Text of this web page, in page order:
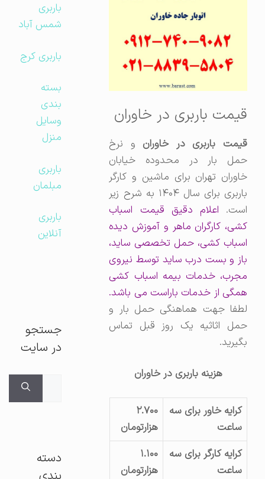
قیمت باربری در خاوران
قیمت باربری در خاورانو نرخ
حمل بار در محدوده خیابان
خاوران تهران برای ماشین و کارگر
باربری برای سال ۱۴۰۴ به شرح زیر
است.اعلام دقیق قیمت اسباب
کشی، کارگران ماهر و آموزش دیده
اسباب کشی، حمل تخصصی ساید،
باز و بست درب ساید توسط نیروی
مجرب، خدمات بیمه اسباب کشی
همگی از خدمات باراست می باشد.
لطفا جهت هماهنگی حمل بار و
حمل اثاثیه یک روز قبل تماس
بگیرید.
هزینه باربری در خاوران
کرایه خاور برای سه
ساعت
۲.۷۰۰
هزارتومان
کرایه کارگر برای سه
ساعت
۱.۱۰۰
هزارتومان
باربری
شمس آباد
باربری کرج
بسته
بندی
وسایل
منزل
باربری
مبلمان
باربری
آنلاین
جستجو
در سایت
دسته